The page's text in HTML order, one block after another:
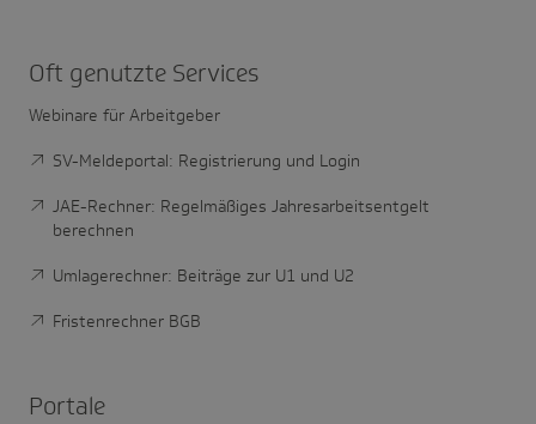
Oft genutzte Services
Webinare für Arbeitgeber
SV-Meldeportal: Registrierung und Login
JAE-Rechner: Regelmäßiges Jahresarbeitsentgelt
berechnen
Umlagerechner: Beiträge zur U1 und U2
Fristenrechner BGB
Portale